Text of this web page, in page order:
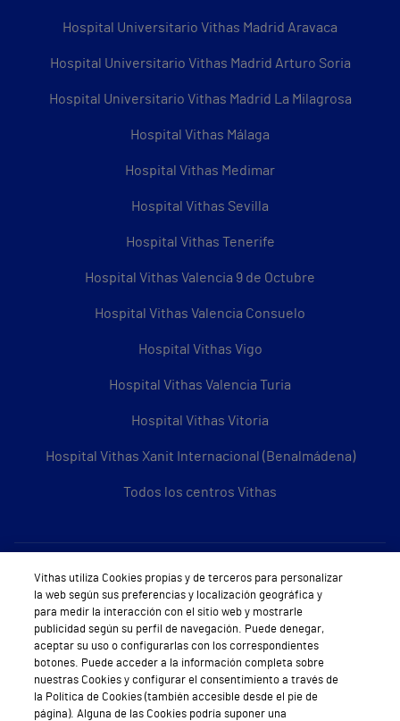
Hospital Universitario Vithas Madrid Aravaca
Hospital Universitario Vithas Madrid Arturo Soria
Hospital Universitario Vithas Madrid La Milagrosa
Hospital Vithas Málaga
Hospital Vithas Medimar
Hospital Vithas Sevilla
Hospital Vithas Tenerife
Hospital Vithas Valencia 9 de Octubre
Hospital Vithas Valencia Consuelo
Hospital Vithas Vigo
Hospital Vithas Valencia Turia
Hospital Vithas Vitoria
Hospital Vithas Xanit Internacional (Benalmádena)
Todos los centros Vithas
Sobre Vithas
Quiénes somos
Trabajar en Vithas
Teléfono Cita Médica
Teléfono Atención al Cliente
Vithas utiliza Cookies propias y de terceros para personalizar
la web según sus preferencias y localización geográfica y
para medir la interacción con el sitio web y mostrarle
publicidad según su perfil de navegación. Puede denegar,
aceptar su uso o configurarlas con los correspondientes
botones. Puede acceder a la información completa sobre
nuestras Cookies y configurar el consentimiento a través de
la Política de Cookies (también accesible desde el pie de
página). Alguna de las Cookies podría suponer una